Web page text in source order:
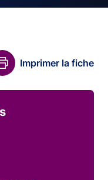
Imprimer la fiche